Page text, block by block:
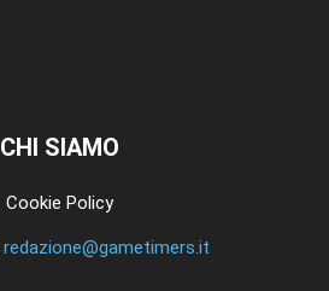
CHI SIAMO
Cookie Policy
redazione@gametimers.it